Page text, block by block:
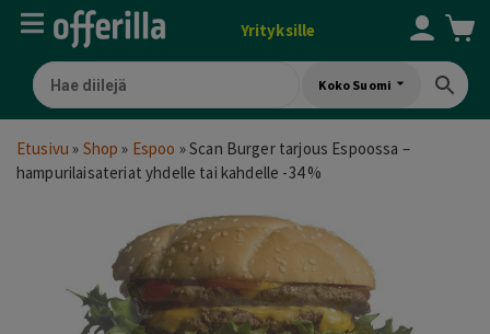
Yrityksille
Koko Suomi
Etusivu » Shop » Espoo »Scan Burger tarjous Espoossa –
hampurilaisateriat yhdelle tai kahdelle -34 %